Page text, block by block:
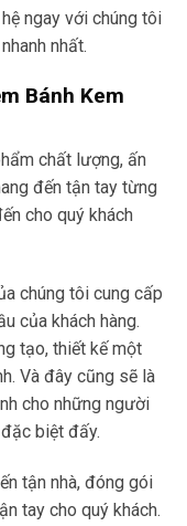
ngay với chúng tôi
nhất.
Bánh Kem
chất lượng, ấn
đến tận tay từng
cho quý khách
chúng tôi cung cấp
của khách hàng.
tạo, thiết kế một
Và đây cũng sẽ là
cho những người
biệt đấy.
tận nhà, đóng gói
tay cho quý khách.